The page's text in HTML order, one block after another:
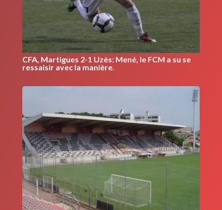
CFA, Martigues 2-1 Uzès: Mené, le FCM a su se
ressaisir avec la manière.